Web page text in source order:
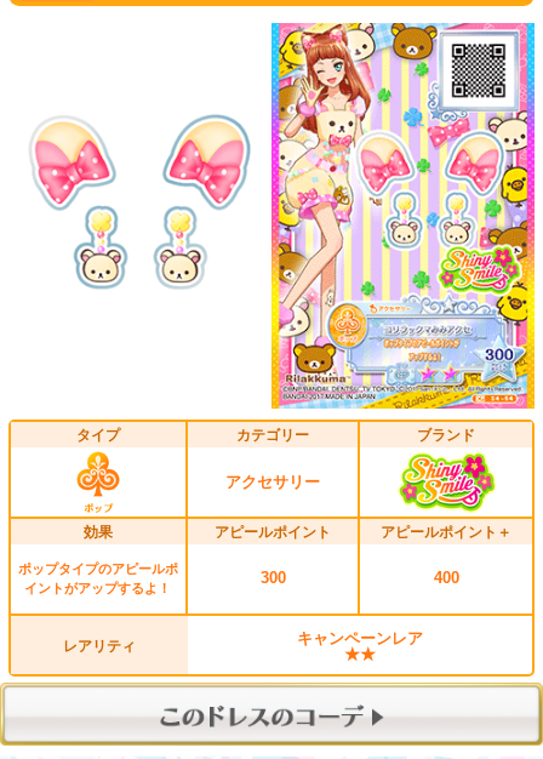
タイプ カテゴリー
アクセサリー
ブランド
効果
ポップタイプのアピールポ
イントがアップするよ！
アピールポイント
300
アピールポイント＋
400
レアリティ
キャンペーンレア
★★